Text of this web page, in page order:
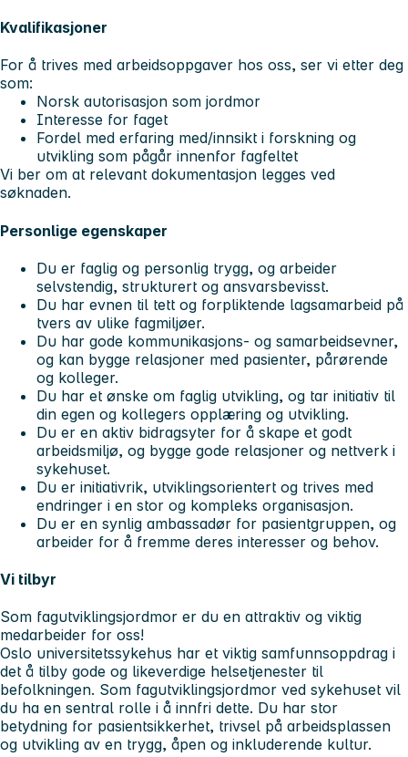
Kvalifikasjoner
For å trives med arbeidsoppgaver hos oss, ser vi etter deg
som:
Norsk autorisasjon som jordmor
Interesse for faget
Fordel med erfaring med/innsikt i forskning og
utvikling som pågår innenfor fagfeltet
Vi ber om at relevant dokumentasjon legges ved
søknaden.
Personlige egenskaper
Du er faglig og personlig trygg, og arbeider
selvstendig, strukturert og ansvarsbevisst.
Du har evnen til tett og forpliktende lagsamarbeid på
tvers av ulike fagmiljøer.
Du har gode kommunikasjons- og samarbeidsevner,
og kan bygge relasjoner med pasienter, pårørende
og kolleger.
Du har et ønske om faglig utvikling, og tar initiativ til
din egen og kollegers opplæring og utvikling.
Du er en aktiv bidragsyter for å skape et godt
arbeidsmiljø, og bygge gode relasjoner og nettverk i
sykehuset.
Du er initiativrik, utviklingsorientert og trives med
endringer i en stor og kompleks organisasjon.
Du er en synlig ambassadør for pasientgruppen, og
arbeider for å fremme deres interesser og behov.
Vi tilbyr
Som fagutviklingsjordmor er du en attraktiv og viktig
medarbeider for oss!
Oslo universitetssykehus har et viktig samfunnsoppdrag i
det å tilby gode og likeverdige helsetjenester til
befolkningen. Som fagutviklingsjordmor ved sykehuset vil
du ha en sentral rolle i å innfri dette. Du har stor
betydning for pasientsikkerhet, trivsel på arbeidsplassen
og utvikling av en trygg, åpen og inkluderende kultur.